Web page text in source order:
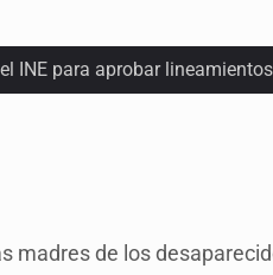
INE para aprobar
en Santa Teresita
caso Ayotzinapa y promete
con México
madres de los